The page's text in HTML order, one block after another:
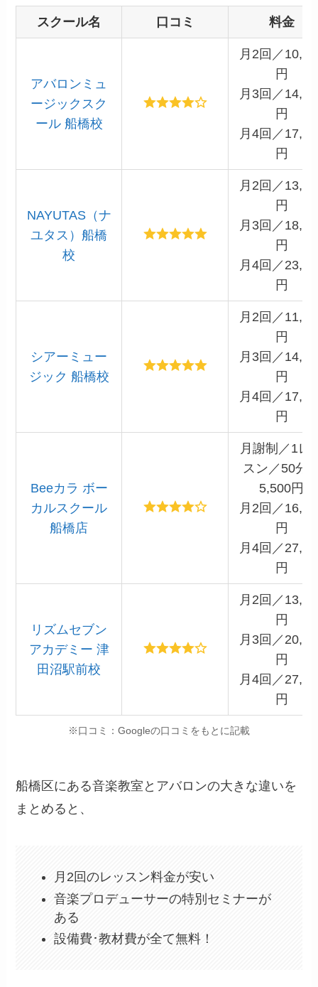
スクール名 口コミ 料金
アバロンミュ
ージックスク
ール 船橋校
月2回／
円
月3回／
円
月4回／
円
NAYUTAS（ナ
ユタス）船橋
校
月2回／
円
月3回／
円
月4回／
円
シアーミュー
ジック 船橋校
月2回／
円
月3回／
円
月4回／
円
Beeカラ ボー
カルスクール
船橋店
月謝制／1レ
スン／50分
5,500円
月2回／
円
月4回／
円
リズムセブン
アカデミー 津
田沼駅前校
月2回／
円
月3回／
円
月4回／
円
※口コミ：Googleの口コミをもとに記載
船橋区にある音楽教室とアバロンの大きな違いを
まとめると、
月2回のレッスン料金が安い
音楽プロデューサーの特別セミナーが
ある
設備費･教材費が全て無料！